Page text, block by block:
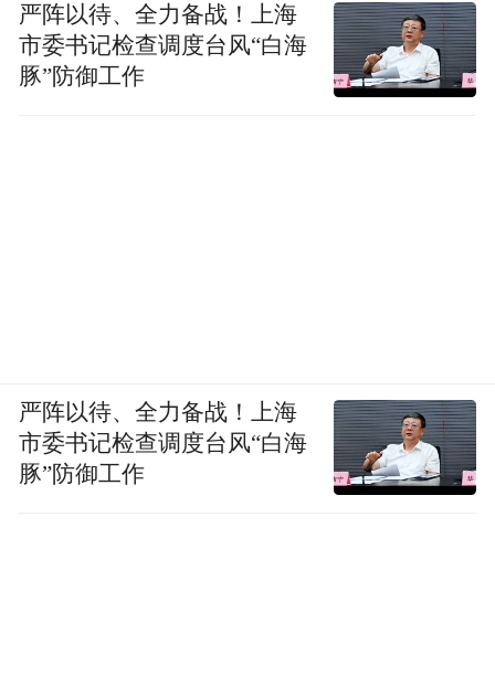
严阵以待、全力备战！上海
市委书记检查调度台风“白海
豚”防御工作
严阵以待、全力备战！上海
市委书记检查调度台风“白海
豚”防御工作